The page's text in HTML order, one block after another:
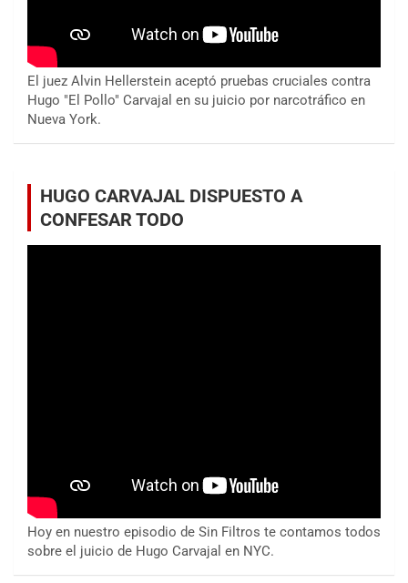
El juez Alvin Hellerstein aceptó pruebas cruciales contra
Hugo "El Pollo" Carvajal en su juicio por narcotráfico en
Nueva York.
HUGO CARVAJAL DISPUESTO A
CONFESAR TODO
Hoy en nuestro episodio de Sin Filtros te contamos todos
sobre el juicio de Hugo Carvajal en NYC.